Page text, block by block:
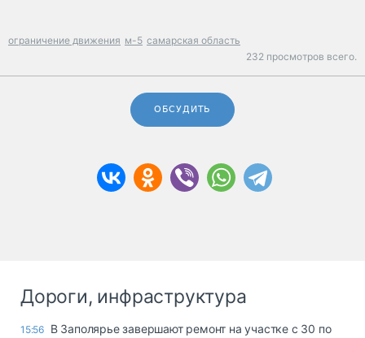
ограничение движения м-5 самарская область
232 просмотров всего.
ОБСУДИТЬ
Дороги, инфраструктура
15:56 В Заполярье завершают ремонт на участке с 30 по